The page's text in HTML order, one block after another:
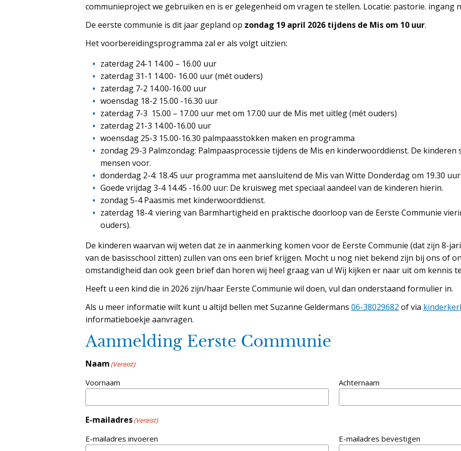
communieproject we gebruiken en is er gelegenheid om vragen te stellen. Locatie: pastorie. ingang
De eerste communie is dit jaar gepland op zondag 19 april 2026 tijdens de Mis om 10 uur.
Het voorbereidingsprogramma zal er als volgt uitzien:
zaterdag 24-1 14.00 – 16.00 uur
zaterdag 31-1 14.00- 16.00 uur (mét ouders)
zaterdag 7-2 14.00-16.00 uur
woensdag 18-2 15.00 -16.30 uur
zaterdag 7-3 15.00 – 17.00 uur met om 17.00 uur de Mis met uitleg (mét ouders)
zaterdag 21-3 14.00-16.00 uur
woensdag 25-3 15.00-16.30 palmpaasstokken maken en programma
zondag 29-3 Palmzondag: Palmpaasprocessie tijdens de Mis en kinderwoorddienst. De kinderen
mensen voor.
donderdag 2-4: 18.45 uur programma met aansluitend de Mis van Witte Donderdag om 19.30
Goede vrijdag 3-4 14.45 -16.00 uur: De kruisweg met speciaal aandeel van de kinderen hierin.
zondag 5-4 Paasmis met kinderwoorddienst.
zaterdag 18-4: viering van Barmhartigheid en praktische doorloop van de Eerste Communie
ouders).
De kinderen waarvan wij weten dat ze in aanmerking komen voor de Eerste Communie (dat zijn 8-
van de basisschool zitten) zullen van ons een brief krijgen. Mocht u nog niet bekend zijn bij ons of
omstandigheid dan ook geen brief dan horen wij heel graag van u! Wij kijken er naar uit om kennis
Heeft u een kind die in 2026 zijn/haar Eerste Communie wil doen, vul dan onderstaand formulier in.
Als u meer informatie wilt kunt u altijd bellen met Suzanne Geldermans 06-38029682 of via
informatieboekje aanvragen.
Aanmelding Eerste Communie
Naam (Vereist)
Voornaam Achternaam
E-mailadres(Vereist)
E-mailadres invoeren E-mailadres bevestigen